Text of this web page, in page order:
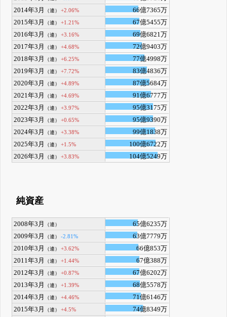
2014年3月
（連） +2.06%
66億7365万
2015年3月
（連） +1.21%
67億5455万
2016年3月
（連） +3.16%
69億6821万
2017年3月
（連） +4.68%
72億9403万
2018年3月
（連） +6.25%
77億4998万
2019年3月
（連） +7.72%
83億4836万
2020年3月
（連） +4.89%
87億5684万
2021年3月
（連） +4.69%
91億6777万
2022年3月
（連） +3.97%
95億3175万
2023年3月
（連） +0.65%
95億9390万
2024年3月
（連） +3.38%
99億1838万
2025年3月
（連） +1.5%
100億6722万
2026年3月
（連） +3.83% 104億5249万
純資産
2008年3月 （連）
65億6235万
2009年3月
（連） -2.81%
63億7779万
2010年3月
（連） +3.62%
66億853万
2011年3月
（連） +1.44%
67億388万
2012年3月
（連） +0.87%
67億6202万
2013年3月
（連） +1.39%
68億5578万
2014年3月
（連） +4.46%
71億6146万
2015年3月
（連） +4.5%
74億8349万